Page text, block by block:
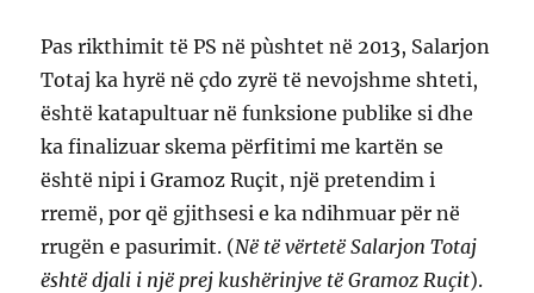
Pas rikthimit të PS në pùshtet në 2013, Salarjon
Totaj ka hyrë në çdo zyrë të nevojshme shteti,
është katapultuar në funksione publike si dhe
ka finalizuar skema përfitimi me kartën se
është nipi i Gramoz Ruçit, një pretendim i
rremë, por që gjithsesi e ka ndihmuar për në
rrugën e pasurimit. (Në të vërtetë Salarjon Totaj
është djali i një prej kushërinjve të Gramoz Ruçit).